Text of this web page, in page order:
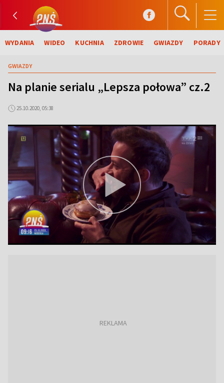
WYDANIA WIDEO KUCHNIA ZDROWIE GWIAZDY PORADY
GWIAZDY
Na planie serialu „Lepsza połowa” cz.2
25.10.2020, 05:38